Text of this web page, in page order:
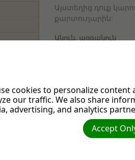
Այստեղից դուք
քարտուղարին:
Անուն, ազգանուն
Հեռախոսահամար
cookies to personalize
our traffic. We also share
advertising, and analytics
Accept